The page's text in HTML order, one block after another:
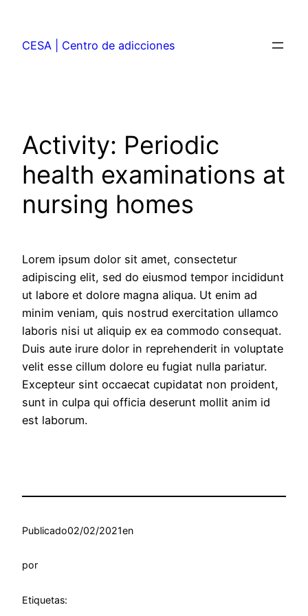
CESA | Centro de adicciones
Activity: Periodic
health examinations at
nursing homes
Lorem ipsum dolor sit amet, consectetur
adipiscing elit, sed do eiusmod tempor incididunt
ut labore et dolore magna aliqua. Ut enim ad
minim veniam, quis nostrud exercitation ullamco
laboris nisi ut aliquip ex ea commodo consequat.
Duis aute irure dolor in reprehenderit in voluptate
velit esse cillum dolore eu fugiat nulla pariatur.
Excepteur sint occaecat cupidatat non proident,
sunt in culpa qui officia deserunt mollit anim id
est laborum.
Publicado02/02/2021en
por
Etiquetas: